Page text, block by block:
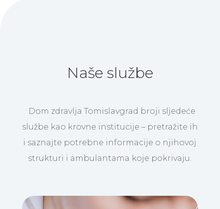
Naše službe
Dom zdravlja Tomislavgrad broji sljedeće
službe kao krovne institucije – pretražite ih
i saznajte potrebne informacije o njihovoj
strukturi i ambulantama koje pokrivaju.